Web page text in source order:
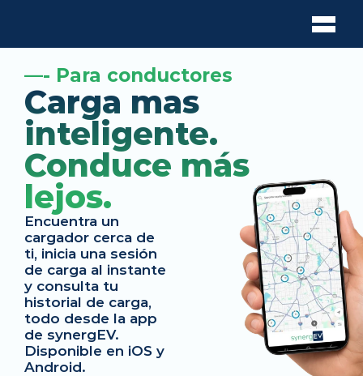
—- Para conductores
Carga mas
inteligente.
Conduce más
lejos.
Encuentra un
cargador cerca de
ti, inicia una sesión
de carga al instante
y consulta tu
historial de carga,
todo desde la app
de synergEV.
Disponible en iOS y
Android.